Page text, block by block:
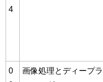
4
0
画像処理とディープラ